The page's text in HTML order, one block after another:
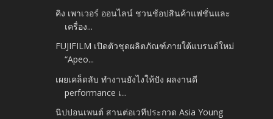
คิง เพาเวอร์ ออนไลน์ ชวนช้อปสินค้าแฟชั่นและ
เครื่อง...
FUJIFILM เปิดตัวชุดผลิตภัณฑ์ภายใต้แบรนด์ใหม่
“Apeo...
เผยเคล็ดลับ ทำงานยังไงให้ปัง ผลงานดี
performance เ...
นิปปอนเพนต์ สานต่อเวทีประกวด Asia Young